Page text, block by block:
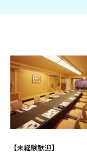
【未経験歓迎】